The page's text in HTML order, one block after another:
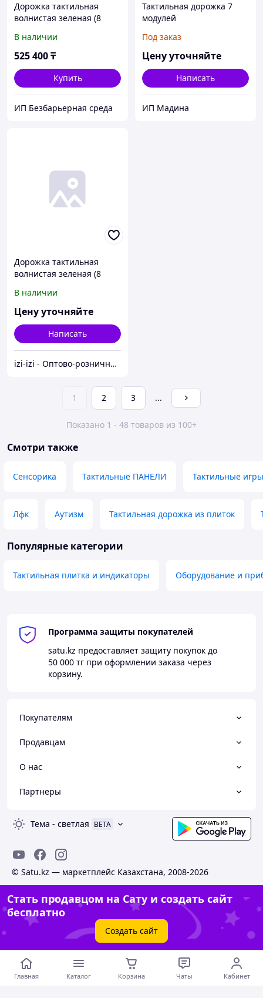
Дорожка тактильная
волнистая зеленая (8
В наличии
525 400₸
Купить
ИП Безбарьерная среда
Тактильная дорожка 7
модулей
Под заказ
Цену уточняйте
Написать
ИП Мадина
Дорожка тактильная
волнистая зеленая (8
В наличии
Цену уточняйте
Написать
izi-izi - Оптово-розничный Склад - товары на заказ до двери! Cамые уникальные и полезные товары.
1 2 3 ...
Показано 1 - 48 товаров из 100+
Смотри также
Сенсорика Тактильные ПАНЕЛИ Тактильные игры
Лфк Аутизм Тактильная дорожка из плиток
Популярные категории
Тактильная плитка и индикаторы Оборудование и
Программа защиты покупателей
satu.kz предоставляет защиту покупок до
50 000 тг при оформлении заказа через
корзину.
Покупателям
Продавцам
О нас
Партнеры
Тема - светлая BETA
© Satu.kz — маркетплейс Казахстана, 2008-2026
Стать продавцом на Сату и создать сайт
бесплатно
Создать сайт
Главная Каталог Корзина Чаты Кабинет